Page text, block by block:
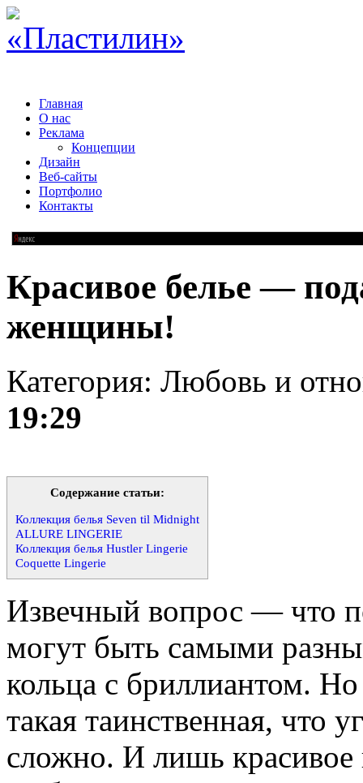
Главная
О нас
Реклама
Концепции
Дизайн
Веб-сайты
Портфолио
Контакты
Красивое белье —
женщины!
Категория: Любовь и
19:29
Содержание статьи:
Коллекция белья Seven til Midnight
ALLURE LINGERIE
Коллекция белья Hustler Lingerie
Coquette Lingerie
Извечный вопрос — что
могут быть самыми
кольца с бриллиантом.
такая таинственная, что
сложно. И лишь красивое